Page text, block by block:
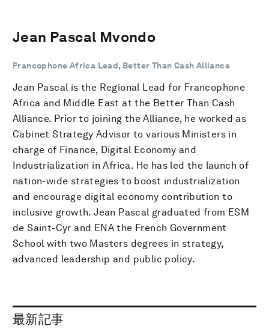
Jean Pascal Mvondo
Francophone Africa Lead, Better Than Cash Alliance
Jean Pascal is the Regional Lead for Francophone
Africa and Middle East at the Better Than Cash
Alliance. Prior to joining the Alliance, he worked as
Cabinet Strategy Advisor to various Ministers in
charge of Finance, Digital Economy and
Industrialization in Africa. He has led the launch of
nation-wide strategies to boost industrialization
and encourage digital economy contribution to
inclusive growth. Jean Pascal graduated from ESM
de Saint-Cyr and ENA the French Government
School with two Masters degrees in strategy,
advanced leadership and public policy.
最新記事